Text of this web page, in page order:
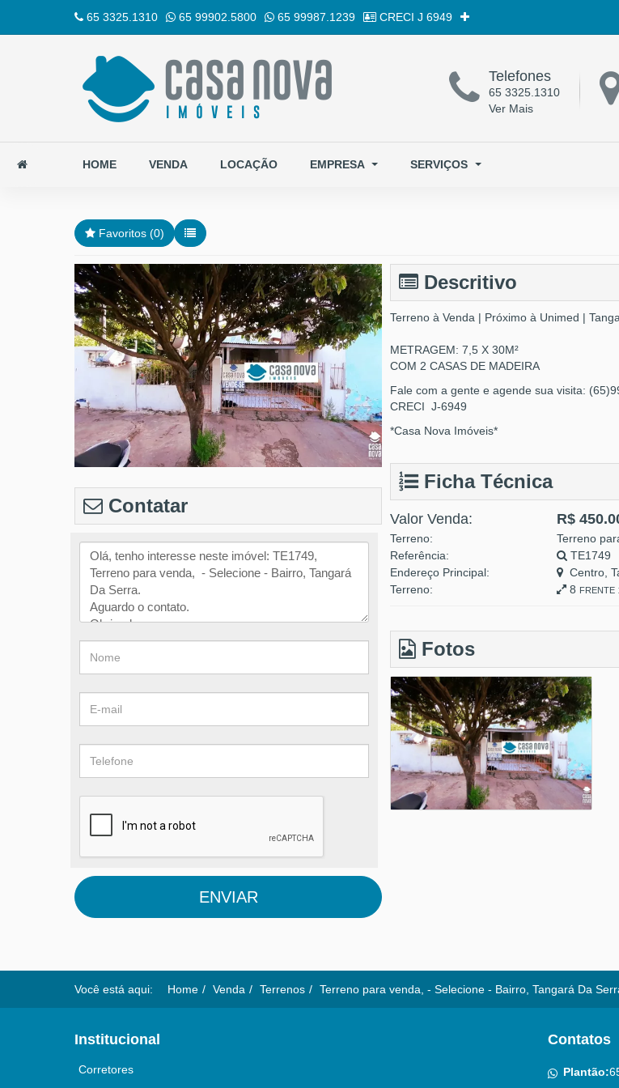
65 3325.1310 65 99902.5800 65 99987.1239 CRECI J 6949
Telefones
65 3325.1310
Ver Mais
HOME VENDA LOCAÇÃO EMPRESA SERVIÇOS
Favoritos (0)
Contatar
ENVIAR
Descritivo
Terreno à Venda | Próximo à Unimed |
METRAGEM: 7,5 X 30M²
COM 2 CASAS DE MADEIRA
Fale com a gente e agende sua visita:
CRECI J-6949
*Casa Nova Imóveis*
Ficha Técnica
Valor Venda: R$
Terreno:
Terreno
Referência:
TE1749
Endereço Principal:
Centro,
Terreno:
8 FRENTE
Fotos
Você está aqui: Home Venda Terrenos Terreno para venda, - Selecione - Bairro, Tangará Da
Institucional
Corretores
Contatos
Plantão: